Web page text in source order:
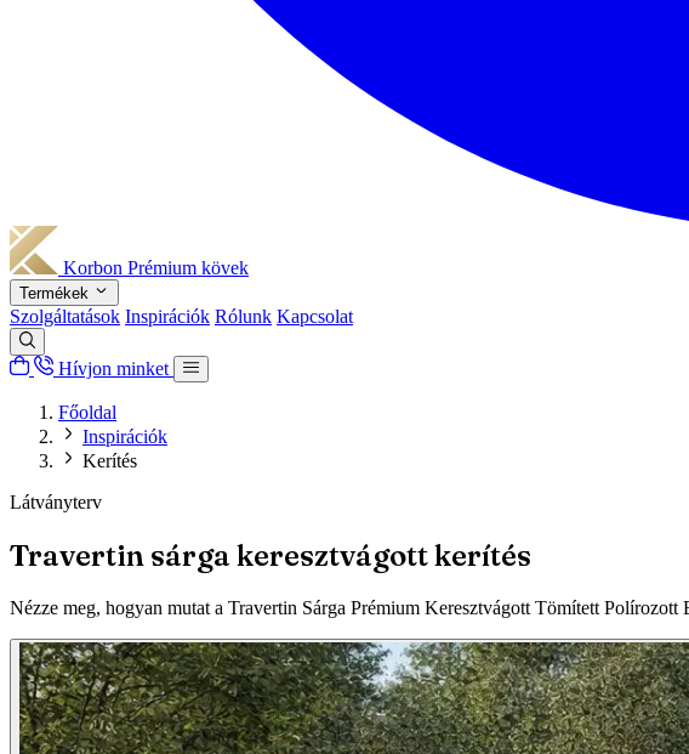
Korbon Prémium kövek
Termékek
Szolgáltatások Inspirációk Rólunk Kapcsolat
Hívjon minket
Főoldal
Inspirációk
Kerítés
Látványterv
Travertin sárga keresztvágott kerítés
Nézze meg, hogyan mutat a Travertin Sárga Prémium Keresztvágott Tömített